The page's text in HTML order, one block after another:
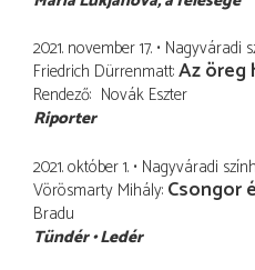
2021. november 17. Nagyváradi
Friedrich Dürrenmatt Az öreg
Rendező Novák Eszter
Riporter
2021. október 1. Nagyváradi
Vörösmarty Mihály Csongor
Bradu
Tündér Ledér